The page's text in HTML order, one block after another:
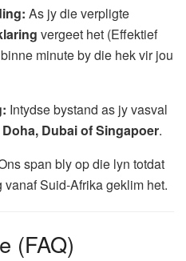
As jy die verpligte
vergeet het (Effektief
minute by die hek vir jou
Intydse bystand as jy vasval
Doha, Dubai of Singapoer.
span bly op die lyn totdat
Suid-Afrika geklim het.
(FAQ)